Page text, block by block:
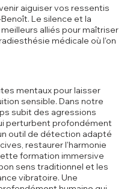
aiguiser vos ressentis
Le silence et la
alliés pour maîtriser
médicale où l'on
mentaux pour laisser
sensible. Dans notre
subit des agressions
perturbent profondément
outil de détection adapté
restaurer l'harmonie
formation immersive
sens traditionnel et les
vibratoire. Une